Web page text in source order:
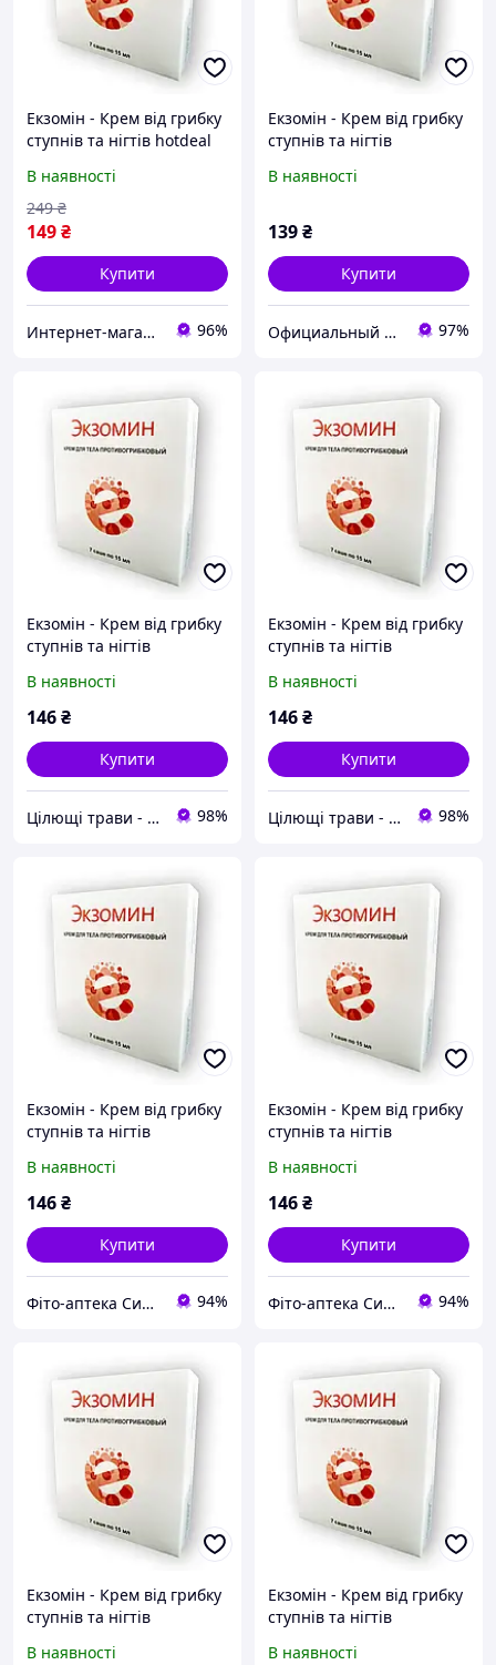
Екзомін - Крем від грибку
ступнів та нігтів hotdeal
В наявності
149₴
249 ₴
Купити
Интернет-магазин "hotdeal" 96%
Екзомін - Крем від грибку
ступнів та нігтів
В наявності
139₴
Купити
Официальный магазин "ГринФарм" оригинальные препараты для красоты и здоровья в Украине! 97%
Екзомін - Крем від грибку
ступнів та нігтів
В наявності
146₴
Купити
Цілющі трави - товари для здоров'я та краси 98%
Екзомін - Крем від грибку
ступнів та нігтів
В наявності
146₴
Купити
Цілющі трави - товари для здоров'я та краси 98%
Екзомін - Крем від грибку
ступнів та нігтів
В наявності
146₴
Купити
Фіто-аптека Сила рослин 94%
Екзомін - Крем від грибку
ступнів та нігтів
В наявності
146₴
Купити
Фіто-аптека Сила рослин 94%
Екзомін - Крем від грибку
ступнів та нігтів
В наявності
Екзомін - Крем від грибку
ступнів та нігтів
В наявності